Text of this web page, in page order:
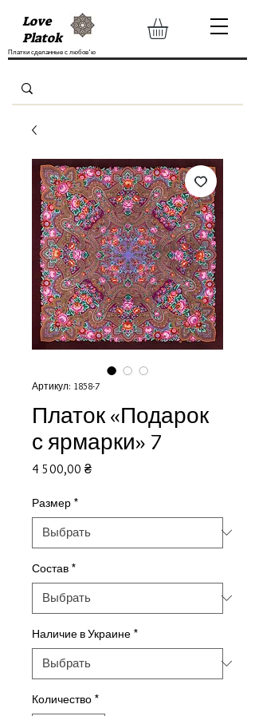
Love
Platok
Платки сделанные с любов'ю
Артикул: 1858-7
Платок «Подарок
с ярмарки» 7
4 500,00 ₴Цена
Размер *
Состав *
Наличие в Украине *
Количество *